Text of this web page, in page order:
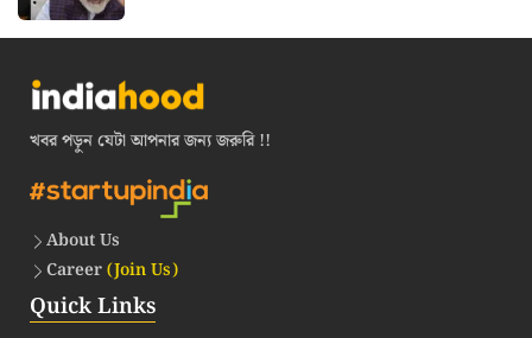
খবর পড়ুন যেটা আপনার জন্য জরুরি !!
About Us
Career(Join Us)
Quick Links